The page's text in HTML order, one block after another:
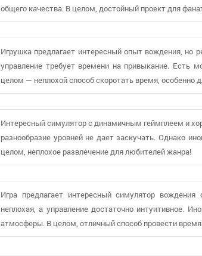
общего качества. В целом, достойный проект для
Игрушка предлагает интересный опыт вождения, но
управление требует времени на привыкание.
целом — неплохой способ скоротать время, особенно
Интересный симулятор с динамичным геймплеем и
разнообразие уровней не дает заскучать. Однако
целом, неплохое развлечение для любителей жанра!
Игра предлагает интересный симулятор
неплохая, а управление достаточно интуитивное.
атмосферы. В целом, отличный способ провести